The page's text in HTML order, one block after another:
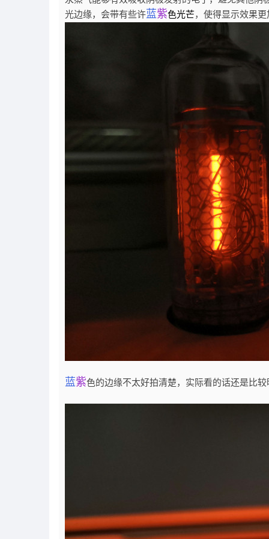
光边缘，会带有些许蓝紫色光芒，使得显示效果
蓝紫色的边缘不太好拍清楚，实际看的话还是比较